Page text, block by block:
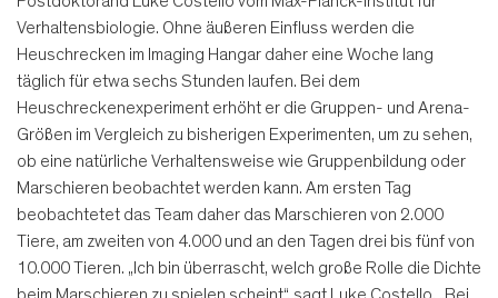
Verhaltensbiologie. Ohne äußeren Einfluss werden die
Heuschrecken im Imaging Hangar daher eine Woche lang
täglich für etwa sechs Stunden laufen. Bei dem
Heuschreckenexperiment erhöht er die Gruppen- und Arena-
Größen im Vergleich zu bisherigen Experimenten, um zu sehen,
ob eine natürliche Verhaltensweise wie Gruppenbildung oder
Marschieren beobachtet werden kann. Am ersten Tag
beobachtetet das Team daher das Marschieren von 2.000
Tiere, am zweiten von 4.000 und an den Tagen drei bis fünf von
10.000 Tieren. „Ich bin überrascht, welch große Rolle die Dichte
beim Marschieren zu spielen scheint“, sagt Luke Costello. „Bei